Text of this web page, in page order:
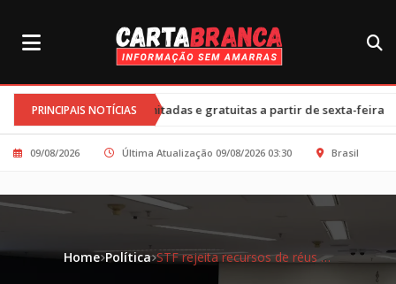
PRINCIPAIS NOTÍCIAS
ilimitadas e gratuitas a partir de sexta-feira•Cortes nos
09/08/2026 Última Atualização 09/08/2026 03:30 Brasil
Home Política STF rejeita recursos de réus envolvidos em tentativa de golpe de Estado